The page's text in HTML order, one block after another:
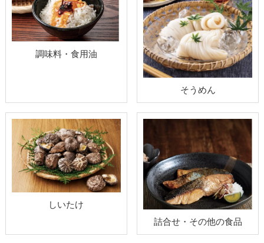
調味料・食用油
そうめん
しいたけ
詰合せ・その他の食品